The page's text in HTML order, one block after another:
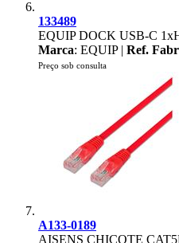
133489
EQUIP DOCK USB-C
Marca: EQUIP | Ref.
Preço sob consulta
A133-0189
AISENS CHICOTE